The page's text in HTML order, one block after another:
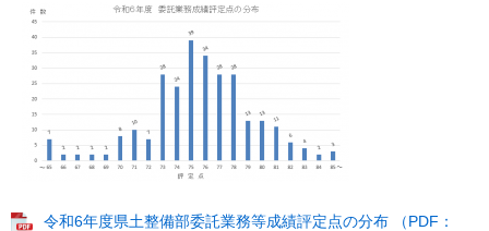
令和6年度県土整備部委託業務等成績評定点の分布 （PDF：